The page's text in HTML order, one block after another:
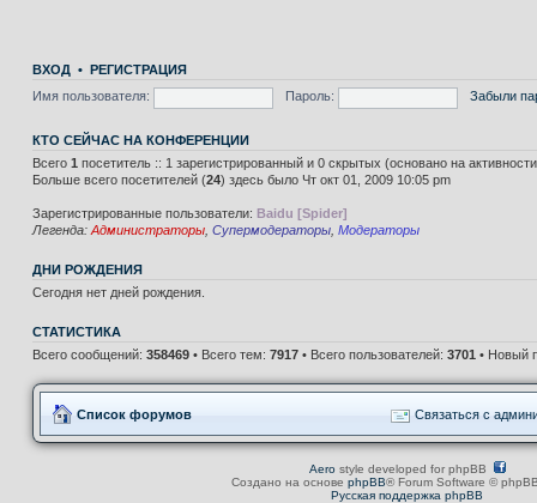
ВХОД • РЕГИСТРАЦИЯ
Имя пользователя:
Пароль: Забыли
КТО СЕЙЧАС НА КОНФЕРЕНЦИИ
Всего 1 посетитель :: 1 зарегистрированный и 0 скрытых (основано на
Больше всего посетителей (24) здесь было Чт окт 01, 2009 10:05 pm
Зарегистрированные пользователи: Baidu [Spider]
Легенда: Администраторы Супермодераторы Модераторы
ДНИ РОЖДЕНИЯ
Сегодня нет дней рождения.
СТАТИСТИКА
Всего сообщений: 358469 • Всего тем: 7917 • Всего пользователей: 3701 • Новый
Список форумов Связаться с
Aerostyle developed for phpBB
Создано на основе phpBB® Forum Software ©
Русская поддержка phpBB